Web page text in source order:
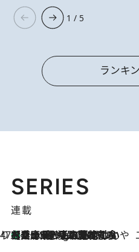
1 / 5
ランキ
SERIES
連載
47都道府県の手みやげ ひんやりスイーツで夏を満喫
1 Hour Ago
【兵庫県】この夏絶対食べたい 冷やしておいしいおやつ3選 淡路島の恵みをジェラートに集約